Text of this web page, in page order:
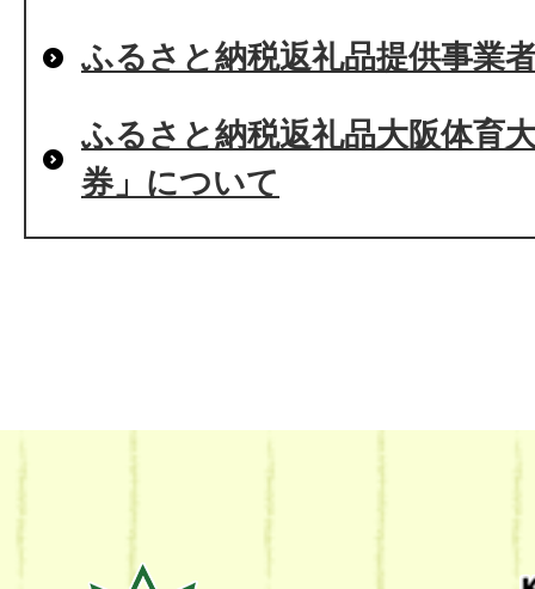
ふるさと納税返礼品提供事業
ふるさと納税返礼品大阪体育
券」について